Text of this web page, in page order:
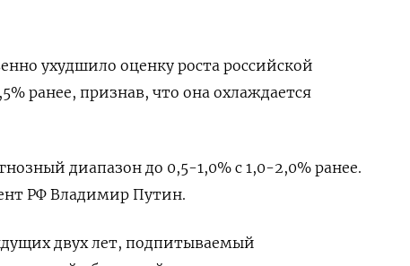
ухудшило оценку роста российской
ранее, признав, что она охлаждается
диапазон ‍до 0,5-1,0% с 1,‌0-2,0% ранее.
РФ Владимир Путин.
двух лет, подпитываемый